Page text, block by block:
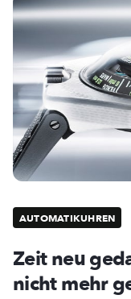
AUTOMATIKUHREN
Zeit neu
nicht mehr